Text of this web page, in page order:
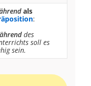
als
:
des
soll es
sein.